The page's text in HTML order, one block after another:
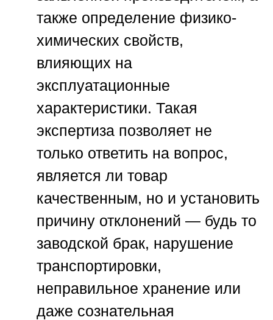
также определение физико-
химических свойств,
влияющих на
эксплуатационные
характеристики. Такая
экспертиза позволяет не
только ответить на вопрос,
является ли товар
качественным, но и установить
причину отклонений — будь то
заводской брак, нарушение
транспортировки,
неправильное хранение или
даже сознательная